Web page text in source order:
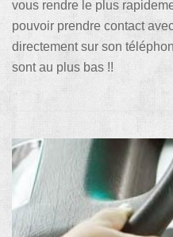
vous rendre le plus
pouvoir prendre contact
directement sur son
sont au plus bas !!